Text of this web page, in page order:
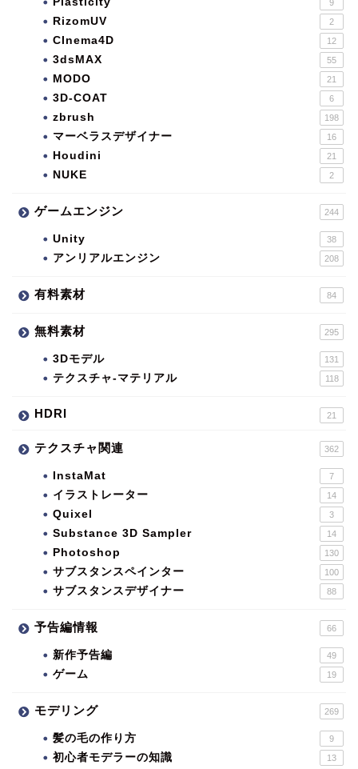
9
RizomUV 2
CInema4D 12
3dsMAX 55
MODO 21
3D-COAT 6
zbrush 198
マーベラスデザイナー 16
Houdini 21
NUKE 2
ゲームエンジン 244
Unity 38
アンリアルエンジン 208
有料素材 84
無料素材 295
3Dモデル 131
テクスチャ-マテリアル 118
HDRI 21
テクスチャ関連 362
InstaMat 7
イラストレーター 14
Quixel 3
Substance 3D Sampler 14
Photoshop 130
サブスタンスペインター 100
サブスタンスデザイナー 88
予告編情報 66
新作予告編 49
ゲーム 19
モデリング 269
髪の毛の作り方 9
初心者モデラーの知識 13